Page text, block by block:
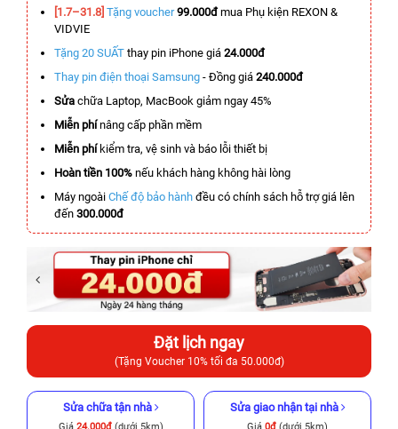
[1.7–31.8] Tặng voucher 99.000đmua Phụ kiện REXON &
VIDVIE
Tặng 20 SUẤT thay pin iPhone giá 24.000đ
Thay pin điện thoại Samsung - Đồng giá 240.000đ
Sửa chữa Laptop, MacBook giảm ngay 45%
Miễn phínâng cấp phần mềm
Miễn phíkiểm tra, vệ sinh và báo lỗi thiết bị
Hoàn tiền 100% nếu khách hàng không hài lòng
Máy ngoài Chế độ bảo hành đều có chính sách hỗ trợ giá lên
đến 300.000đ
Đặt lịch ngay
(Tặng Voucher 10% tối đa 50.000đ)
Sửa chữa tận nhà Sửa giao nhận tại nhà